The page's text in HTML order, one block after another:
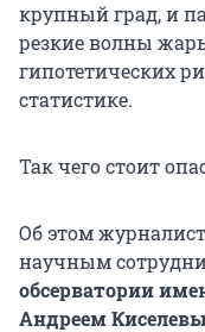
крупный град, и
резкие волны
гипотетических
статистике.
Так чего стоит
Об этом журналист
научным
обсерватории
Андреем